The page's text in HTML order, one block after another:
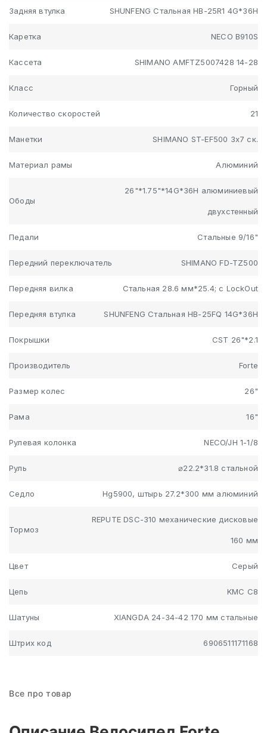
Задняя втулка SHUNFENG Стальная HB-25R1 4G*36H
Каретка NECO B910S
Кассета SHIMANO AMFTZ5007428 14-28
Класс Горный
Количество скоростей 21
Манетки SHIMANO ST-EF500 3x7 ск.
Материал рамы Алюминий
Ободы
26"*1.75"*14G*36H алюминиевый
двухстенный
Педали Стальные 9/16"
Передний переключатель SHIMANO FD-TZ500
Передняя вилка Стальная 28.6 мм*25.4; с LockOut
Передняя втулка SHUNFENG Стальная HB-25FQ 14G*36H
Покрышки CST 26"*2.1
Производитель Forte
Размер колес 26"
Рама 16"
Рулевая колонка NECO/JH 1-1/8
Руль ⌀22.2*31.8 стальной
Седло Hg5900, штырь 27.2*300 мм алюминий
Тормоз
REPUTE DSC-310 механические дисковые
160 мм
Цвет Серый
Цепь KMC C8
Шатуны XIANGDA 24-34-42 170 мм стальные
Штрих код 6906511171168
Все про товар